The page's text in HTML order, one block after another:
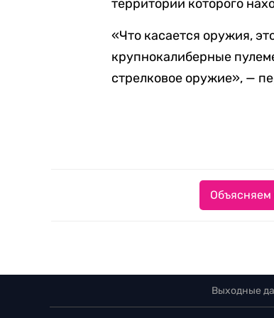
территории которого
«Что касается оружия,
крупнокалиберные
стрелковое оружие», —
Объясняем
Выходные